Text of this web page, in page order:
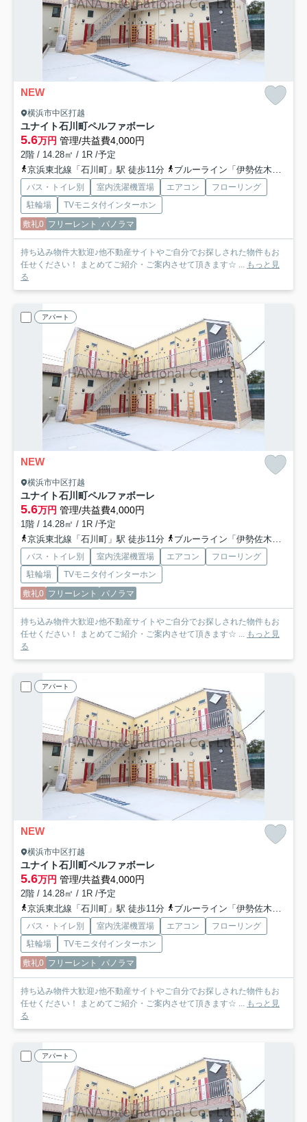
NEW
横浜市中区打越
ユナイト石川町ペルファボーレ
5.6万円 管理/共益費4,000円
2階 / 14.28㎡ / 1R /予定
京浜東北線「石川町」駅 徒歩11分
ブルーライン「伊勢佐木長者町」駅 徒歩14分
バス・トイレ別 室内洗濯機置場 エアコン
フローリング
駐輪場
TVモニタ付インターホン
敷礼0 フリーレント パノラマ
持ち込み物件大歓迎♪他不動産サイトやご自分でお探しされた物件もお
任せください！ まとめてご紹介・ご案内させて頂きます☆ ...
もっと見
る
アパート
NEW
横浜市中区打越
ユナイト石川町ペルファボーレ
5.6万円 管理/共益費4,000円
1階 / 14.28㎡ / 1R /予定
京浜東北線「石川町」駅 徒歩11分
ブルーライン「伊勢佐木長者町」駅 徒歩14分
バス・トイレ別 室内洗濯機置場 エアコン
フローリング
駐輪場
TVモニタ付インターホン
敷礼0 フリーレント パノラマ
持ち込み物件大歓迎♪他不動産サイトやご自分でお探しされた物件もお
任せください！ まとめてご紹介・ご案内させて頂きます☆ ...
もっと見
る
アパート
NEW
横浜市中区打越
ユナイト石川町ペルファボーレ
5.6万円 管理/共益費4,000円
2階 / 14.28㎡ / 1R /予定
京浜東北線「石川町」駅 徒歩11分
ブルーライン「伊勢佐木長者町」駅 徒歩14分
バス・トイレ別 室内洗濯機置場 エアコン
フローリング
駐輪場
TVモニタ付インターホン
敷礼0 フリーレント パノラマ
持ち込み物件大歓迎♪他不動産サイトやご自分でお探しされた物件もお
任せください！ まとめてご紹介・ご案内させて頂きます☆ ...
もっと見
る
アパート